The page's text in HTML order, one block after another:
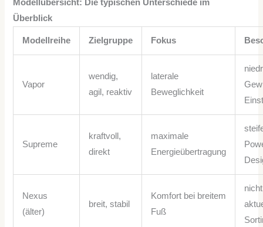
Modellübersicht: Die typischen Unterschiede im
Überblick
Modellreihe Zielgruppe Fokus
Vapor
wendig,
agil, reaktiv
laterale
Beweglichkeit
Supreme
kraftvoll,
direkt
maximale
Energieübertragung
Nexus
(älter)
breit, stabil
Komfort bei breitem
Fuß